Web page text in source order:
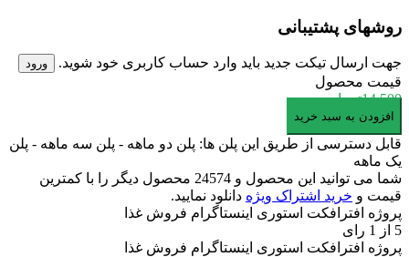
روشهای پشتیبانی
جهت ارسال تیکت جدید باید وارد حساب کاربری خود شوید. ورود
قیمت محصول
14,500تومان
پروژه
افترافکت
استوری
اینستاگرام
فروش
غذا
عدد
افزودن به سبد خرید
قابل دسترسی از طریق این پلن ها: پلن دو ماهه - پلن سه ماهه - پلن
یک ماهه
شما می توانید این محصول و 24574 محصول دیگر را با کمترین
قیمت و خرید اشتراک ویژه دانلود نمایید.
پروژه افترافکت استوری اینستاگرام فروش غذا
5 از 1 رای
پروژه افترافکت استوری اینستاگرام فروش غذا